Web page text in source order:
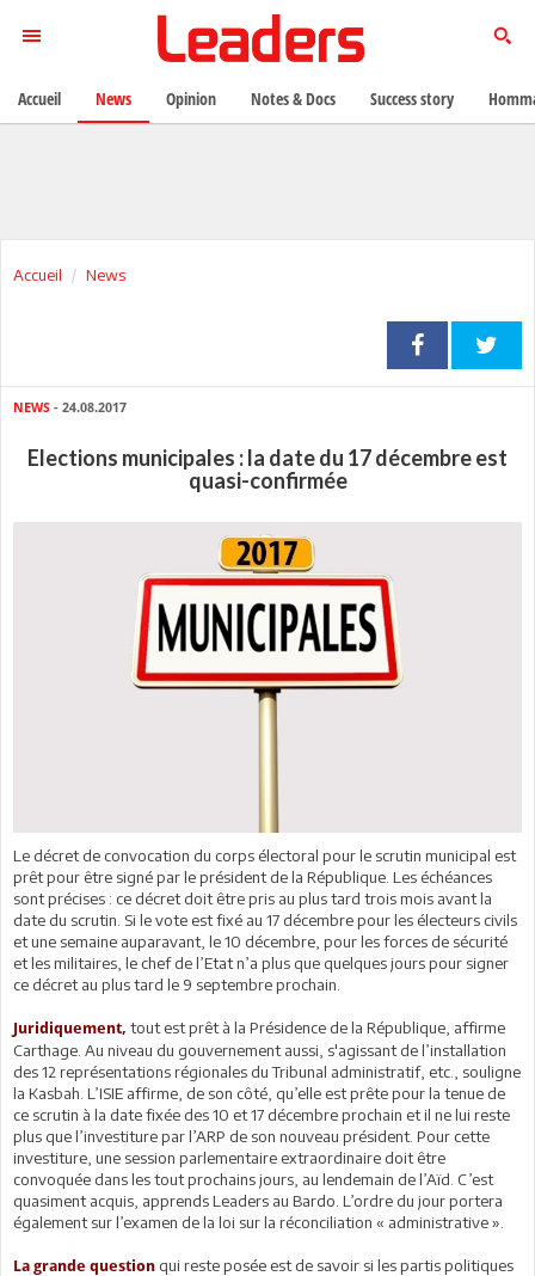
Accueil News
NEWS - 24.08.2017
Elections municipales : la date du 17 décembre est
quasi-confirmée
Le décret de convocation du corps électoral pour le scrutin municipal est
prêt pour être signé par le président de la République. Les échéances
sont précises : ce décret doit être pris au plus tard trois mois avant la
date du scrutin. Si le vote est fixé au 17 décembre pour les électeurs civils
et une semaine auparavant, le 10 décembre, pour les forces de sécurité
et les militaires, le chef de l’Etat n’a plus que quelques jours pour signer
ce décret au plus tard le 9 septembre prochain.
Juridiquement, tout est prêt à la Présidence de la République, affirme
Carthage. Au niveau du gouvernement aussi, s'agissant de l’installation
des 12 représentations régionales du Tribunal administratif, etc., souligne
la Kasbah. L’ISIE affirme, de son côté, qu’elle est prête pour la tenue de
ce scrutin à la date fixée des 10 et 17 décembre prochain et il ne lui reste
plus que l’investiture par l’ARP de son nouveau président. Pour cette
investiture, une session parlementaire extraordinaire doit être
convoquée dans les tout prochains jours, au lendemain de l’Aïd. C’est
quasiment acquis, apprends Leaders au Bardo. L’ordre du jour portera
également sur l’examen de la loi sur la réconciliation « administrative ».
La grande question qui reste posée est de savoir si les partis politiques
Accueil News Opinion Notes & Docs Success story